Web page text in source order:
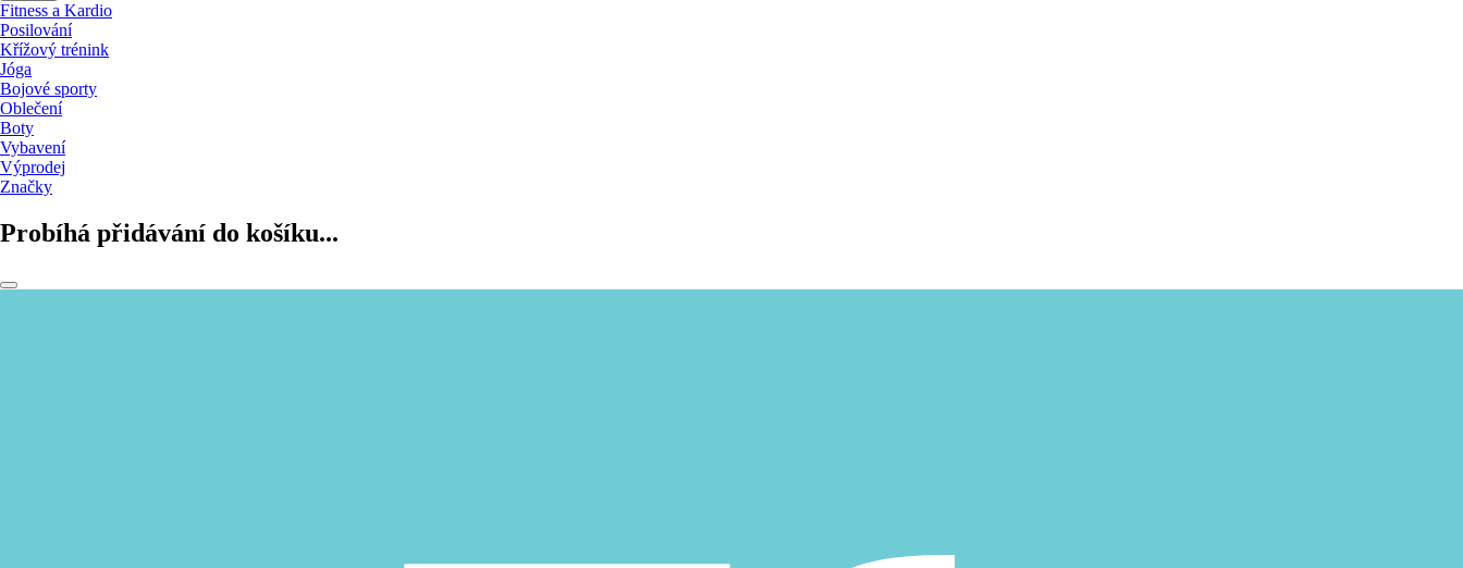
Fitness a Kardio
Posilování
Křížový trénink
Jóga
Bojové sporty
Oblečení
Boty
Vybavení
Výprodej
Značky
Probíhá přidávání do košíku...